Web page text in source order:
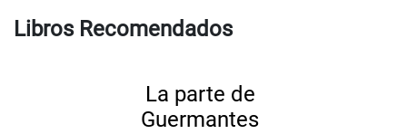
Libros Recomendados
La parte de
Guermantes